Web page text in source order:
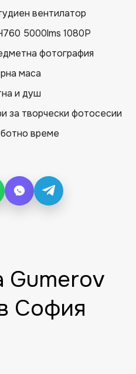
вентилатор
5000lms 1080P
фотография
маса
и душ
за творчески фотосесии
време
Gumerov
София